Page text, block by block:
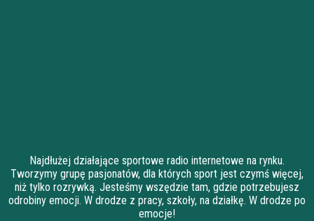
Najdłużej działające sportowe radio internetowe na rynku.
Tworzymy grupę pasjonatów, dla których sport jest czymś więcej,
niż tylko rozrywką. Jesteśmy wszędzie tam, gdzie potrzebujesz
odrobiny emocji. W drodze z pracy, szkoły, na działkę. W drodze po
emocje!